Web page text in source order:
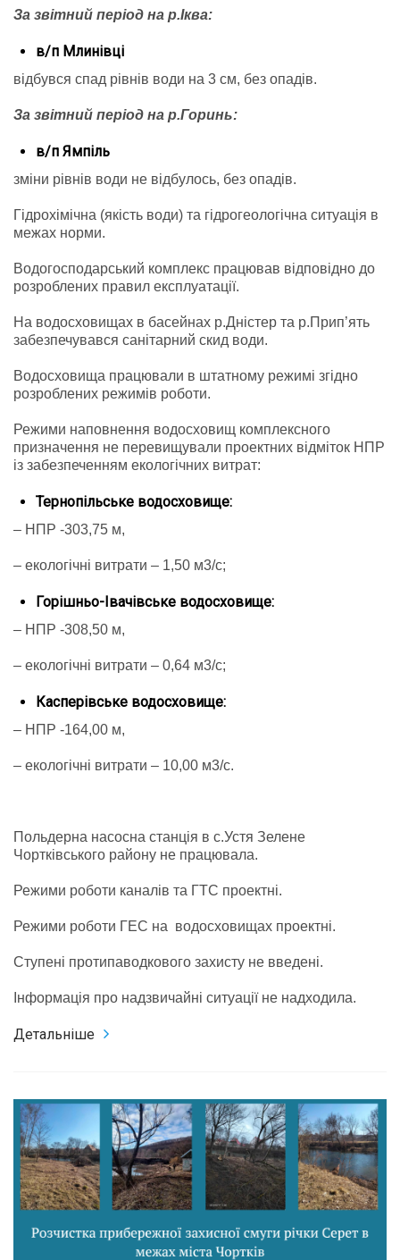
За звітний період на р.Іква:
в/п Млинівці
відбувся спад рівнів води на 3 см, без опадів.
За звітний період на р.Горинь:
в/п Ямпіль
зміни рівнів води не відбулось, без опадів.
Гідрохімічна (якість води) та гідрогеологічна ситуація в
межах норми.
Водогосподарський комплекс працював відповідно до
розроблених правил експлуатації.
На водосховищах в басейнах р.Дністер та р.Прип’ять
забезпечувався санітарний скид води.
Водосховища працювали в штатному режимі згідно
розроблених режимів роботи.
Режими наповнення водосховищ комплексного
призначення не перевищували проектних відміток НПР
із забезпеченням екологічних витрат:
Тернопільське водосховище:
– НПР -303,75 м,
– екологічні витрати – 1,50 м3/с;
Горішньо-Івачівське водосховище:
– НПР -308,50 м,
– екологічні витрати – 0,64 м3/с;
Касперівське водосховище:
– НПР -164,00 м,
– екологічні витрати – 10,00 м3/с.
Польдерна насосна станція в с.Устя Зелене
Чортківського району не працювала.
Режими роботи каналів та ГТС проектні.
Режими роботи ГЕС на водосховищах проектні.
Ступені протипаводкового захисту не введені.
Інформація про надзвичайні ситуації не надходила.
Детальніше